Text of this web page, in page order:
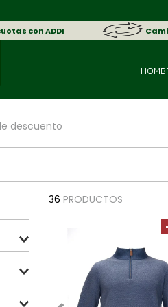
con ADDI
descuento
36 PRODUCTOS